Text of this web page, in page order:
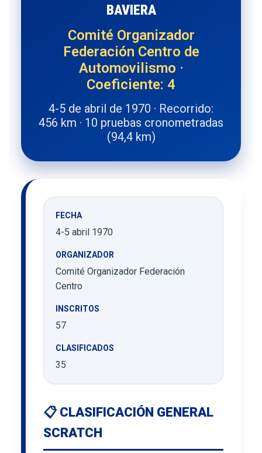
BAVIERA
Comité Organizador
Federación Centro de
Automovilismo ·
Coeficiente: 4
4-5 de abril de 1970 · Recorrido:
456 km · 10 pruebas cronometradas
(94,4 km)
FECHA
4-5 abril 1970
ORGANIZADOR
Comité Organizador Federación
Centro
INSCRITOS
57
CLASIFICADOS
35
📋 CLASIFICACIÓN GENERAL
SCRATCH